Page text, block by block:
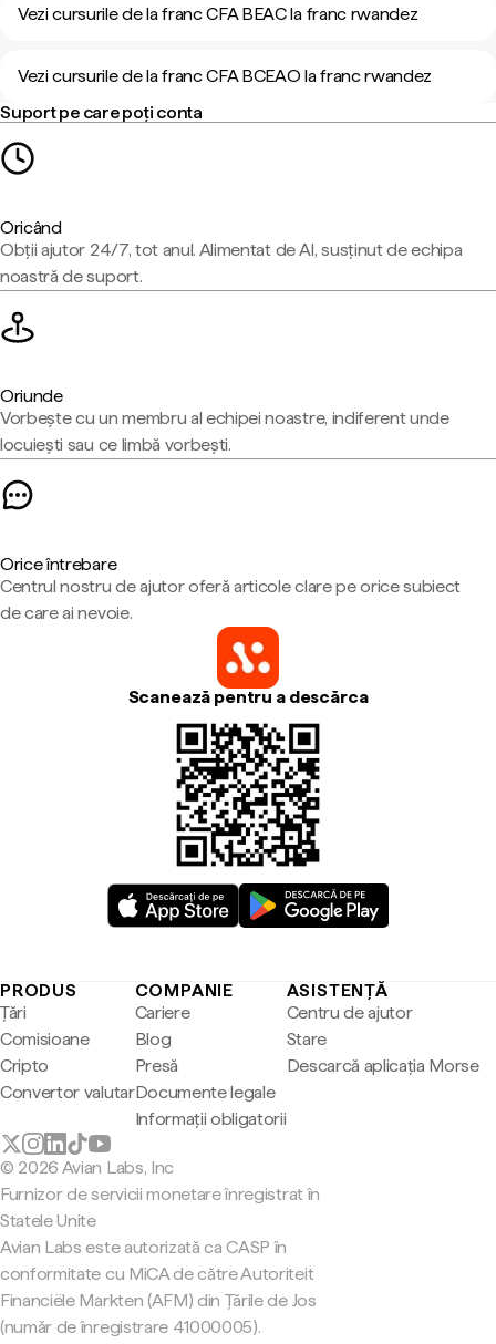
Vezi cursurile de la franc CFA BEAC la franc rwandez
Vezi cursurile de la franc CFA BCEAO la franc rwandez
Suport pe care poți conta
Oricând
Obții ajutor 24/7, tot anul. Alimentat de AI, susținut de echipa
noastră de suport.
Oriunde
Vorbește cu un membru al echipei noastre, indiferent unde
locuiești sau ce limbă vorbești.
Orice întrebare
Centrul nostru de ajutor oferă articole clare pe orice subiect
de care ai nevoie.
Scanează pentru a descărca
PRODUS
Țări
Comisioane
Cripto
Convertor valutar
COMPANIE
Cariere
Blog
Presă
Documente legale
Informații obligatorii
ASISTENȚĂ
Centru de ajutor
Stare
Descarcă aplicația Morse
© 2026 Avian Labs, Inc
Furnizor de servicii monetare înregistrat în
Statele Unite
Avian Labs este autorizată ca CASP în
conformitate cu MiCA de către Autoriteit
Financiële Markten (AFM) din Țările de Jos
(număr de înregistrare 41000005).